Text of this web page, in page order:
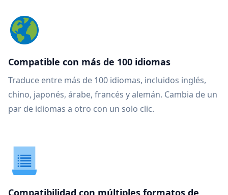
Compatible con más de 100 idiomas
Traduce entre más de 100 idiomas, incluidos inglés,
chino, japonés, árabe, francés y alemán. Cambia de un
par de idiomas a otro con un solo clic.
Compatibilidad con múltiples formatos de